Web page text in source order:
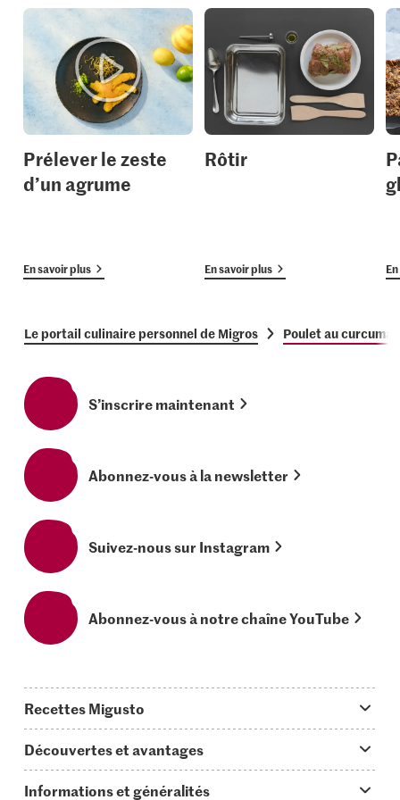
Prélever le zeste
d’un agrume
En savoir plus
Rôtir
En savoir plus
Le portail culinaire personnel de Migros Poulet au curcuma
S’inscrire maintenant
Abonnez-vous à la newsletter
Suivez-nous sur Instagram
Abonnez-vous à notre chaîne YouTube
Recettes Migusto
Idées de menus
Découvertes et avantages
Informations et généralités